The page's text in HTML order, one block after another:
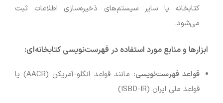
کتابخانه یا سایر سیستم‌های ذخیره‌سازی اطلاعات ثبت
می‌شود.
ابزارها و منابع مورد استفاده در فهرست‌نویسی کتابخانه‌ای:
قواعد فهرست‌نویسی:
مانند قواعد انگلو-آمریکن (AACR) یا
قواعد ملی ایران (ISBD-IR)